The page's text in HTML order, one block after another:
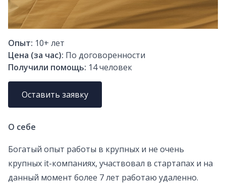
Опыт: 10+ лет
Цена (за час): По договоренности
Получили помощь: 14человек
Оставить заявку
О себе
Богатый опыт работы в крупных и не очень
крупных it-компаниях, участвовал в стартапах и на
данный момент более 7 лет работаю удаленно.